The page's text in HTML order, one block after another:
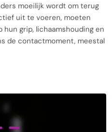
moeilijk wordt om terug
uit te voeren, moeten
grip, lichaamshouding en
de contactmoment, meestal